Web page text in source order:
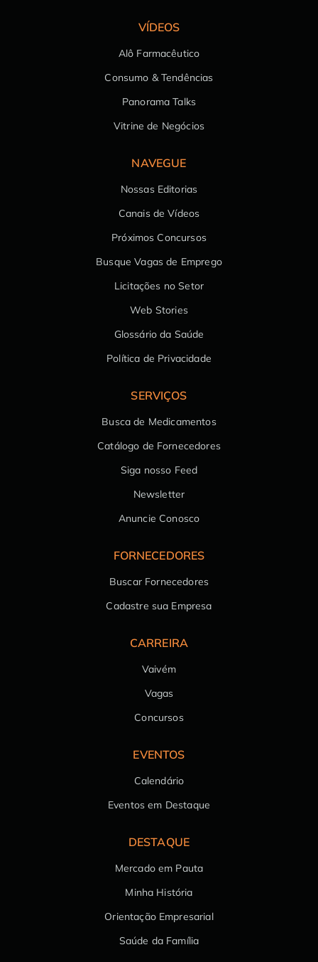
VÍDEOS
Alô Farmacêutico
Consumo & Tendências
Panorama Talks
Vitrine de Negócios
NAVEGUE
Nossas Editorias
Canais de Vídeos
Próximos Concursos
Busque Vagas de Emprego
Licitações no Setor
Web Stories
Glossário da Saúde
Política de Privacidade
SERVIÇOS
Busca de Medicamentos
Catálogo de Fornecedores
Siga nosso Feed
Newsletter
Anuncie Conosco
FORNECEDORES
Buscar Fornecedores
Cadastre sua Empresa
CARREIRA
Vaivém
Vagas
Concursos
EVENTOS
Calendário
Eventos em Destaque
DESTAQUE
Mercado em Pauta
Minha História
Orientação Empresarial
Saúde da Família